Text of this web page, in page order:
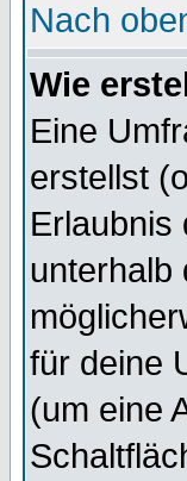
Nach
Wie
Eine
erstellst
unterhalb
für deine
(um eine